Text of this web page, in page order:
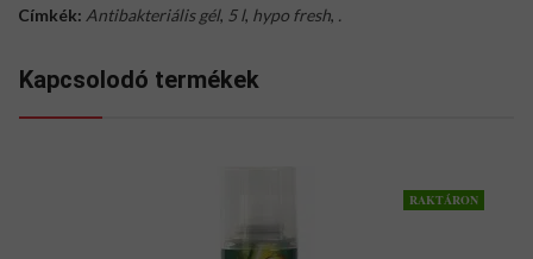
Címkék: Antibakteriális gél, 5 l, hypo fresh, .
Kapcsolodó termékek
RAKTÁRON